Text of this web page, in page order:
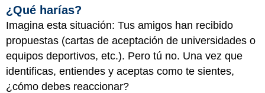
¿Qué harías?
Imagina esta situación: Tus amigos han recibido
propuestas (cartas de aceptación de universidades o
equipos deportivos, etc.). Pero tú no. Una vez que
identificas, entiendes y aceptas como te sientes,
¿cómo debes reaccionar?